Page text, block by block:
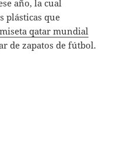
año, la cual
plásticas que
qatar mundial
de zapatos de fútbol.